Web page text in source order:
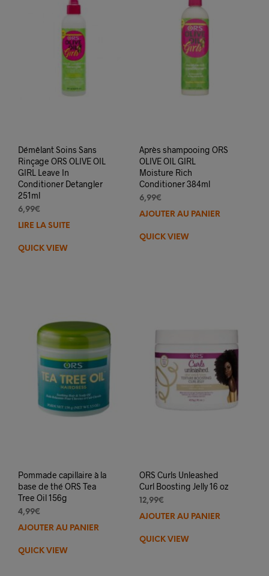
Démêlant Soins Sans
Rinçage ORS OLIVE OIL
GIRL Leave In
Conditioner Detangler
251ml
6,99€
LIRE LA SUITE
QUICK VIEW
Après shampooing ORS
OLIVE OIL GIRL
Moisture Rich
Conditioner 384ml
6,99€
AJOUTER AU PANIER
QUICK VIEW
Pommade capillaire à la
base de thé ORS Tea
Tree Oil 156g
4,99€
AJOUTER AU PANIER
QUICK VIEW
ORS Curls Unleashed
Curl Boosting Jelly 16 oz
12,99€
AJOUTER AU PANIER
QUICK VIEW